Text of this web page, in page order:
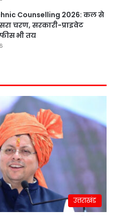
Counselling 2026: कल से
चरण, सरकारी-प्राइवेट
भी तय
उत्तराखंड